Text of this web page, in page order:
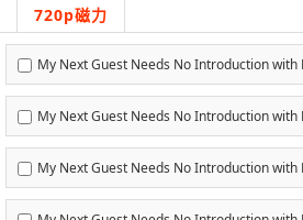
720p磁力
My Next Guest Needs No Introduction with
n S02E01 720p WEB... [eztv]
My Next Guest Needs No Introduction with
n S02E02 720p WEB... [eztv]
My Next Guest Needs No Introduction with
n S02E03 720p WEB... [eztv]